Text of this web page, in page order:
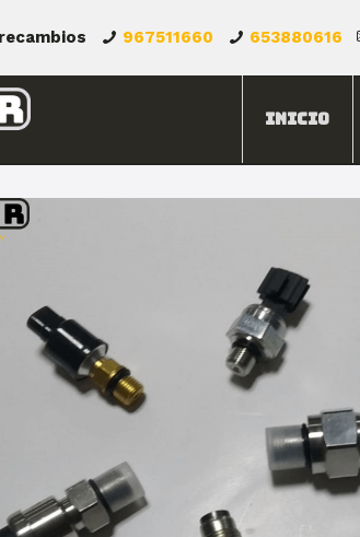
967511660 653880616
Inicio